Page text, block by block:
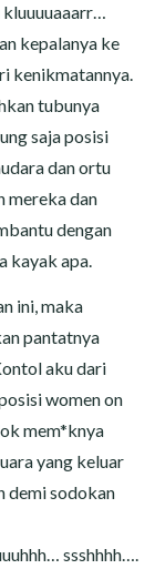
kepalanya ke
kenikmatannya.
tubunya
saja posisi
dan ortu
mereka dan
dengan
kayak apa.
ini, maka
pantatnya
aku dari
women on
mem*knya
yang keluar
demi sodokan
ssshhhh….